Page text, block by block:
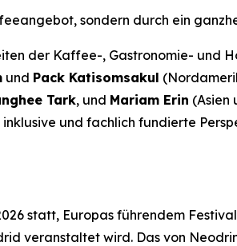
sondern durch ein
der Kaffee-, Gastronomie- und
und Pack Katisomsakul
Tark, und Mariam Erin (Asien
und fachlich fundierte
statt, Europas führendem
veranstaltet wird. Das von